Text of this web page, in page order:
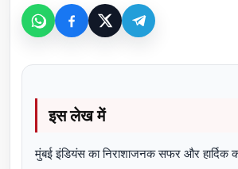
इस लेख में
मुंबई इंडियंस का निराशाजनक सफर और हार्दिक